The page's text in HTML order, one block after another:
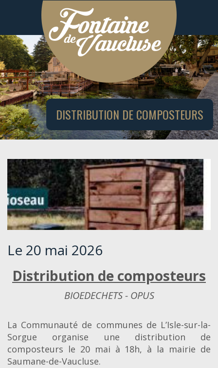
DISTRIBUTION DE COMPOSTEURS
Le 20 mai 2026
Distribution de composteurs
BIOEDECHETS - OPUS
La Communauté de communes de L’Isle-sur-la-
Sorgue organise une distribution de
composteurs le 20 mai à 18h, à la mairie de
Saumane-de-Vaucluse.